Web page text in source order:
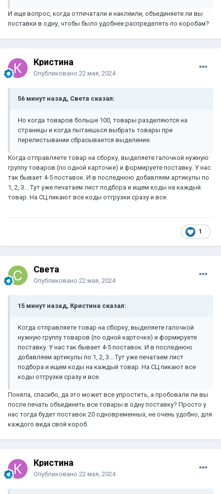
И еще вопрос, когда отпечатали и наклеили, объединяете ли вы
поставки в одну, чтобы было удобнее распределять по коробам?
Кристина
Опубликовано 22 мая, 2024
56 минут назад, Света сказал:
Но когда товаров больше 100, товары разделяются на
страницы и когда пытаешься выбрать товары при
перелистывании сбрасывается выделение.
Когда отправляете товар на сборку, выделяете галочкой нужную
группу товаров (по одной карточке) и формируете поставку. У нас
так бывает 4-5 поставок. И в последнюю добавляем артикулы по
1, 2, 3... Тут уже печатаем лист подбора и ищем коды на каждый
товар. На СЦ пикают все коды отгрузки сразу и все.
1
Света
Опубликовано 22 мая, 2024
15 минут назад, Кристина сказал:
Когда отправляете товар на сборку, выделяете галочкой
нужную группу товаров (по одной карточке) и формируете
поставку. У нас так бывает 4-5 поставок. И в последнюю
добавляем артикулы по 1, 2, 3... Тут уже печатаем лист
подбора и ищем коды на каждый товар. На СЦ пикают все
коды отгрузки сразу и все.
Поняла, спасибо, да это может все упростить, а пробовали ли вы
после печать объединить все товары в одну поставку? Просто у
нас тогда будет поставок 20 одновременных, не очень удобно, для
каждого вида свой короб.
Кристина
Опубликовано 22 мая, 2024